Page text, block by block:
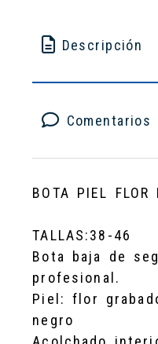
Descripción
Comentarios
BOTA PIEL FLOR
TALLAS:38-46
Bota baja de
profesional.
Piel: flor
negro